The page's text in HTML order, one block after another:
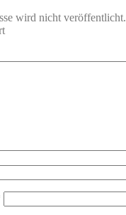
wird nicht veröffentlicht.